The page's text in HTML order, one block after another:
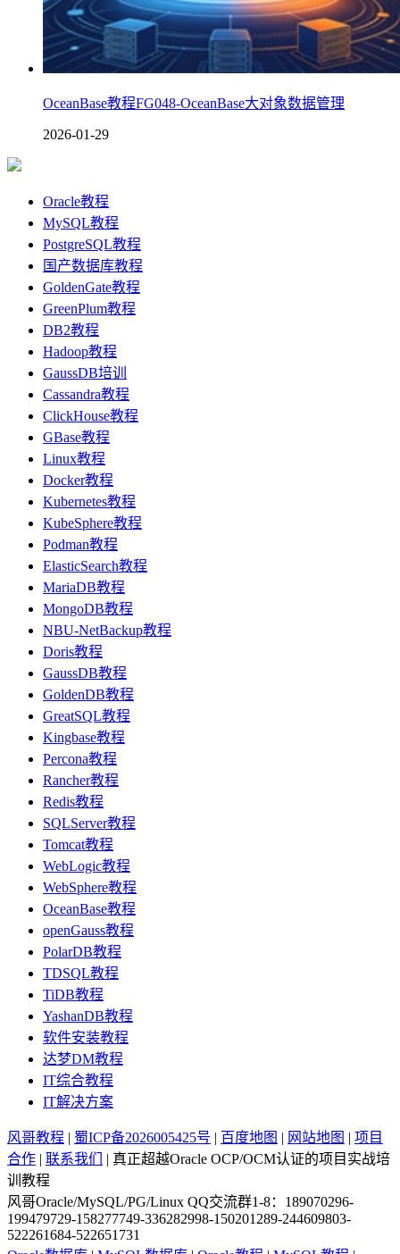
OceanBase教程FG048-OceanBase大对象数据管理
2026-01-29
Oracle教程
MySQL教程
PostgreSQL教程
国产数据库教程
GoldenGate教程
GreenPlum教程
DB2教程
Hadoop教程
GaussDB培训
Cassandra教程
ClickHouse教程
GBase教程
Linux教程
Docker教程
Kubernetes教程
KubeSphere教程
Podman教程
ElasticSearch教程
MariaDB教程
MongoDB教程
NBU-NetBackup教程
Doris教程
GaussDB教程
GoldenDB教程
GreatSQL教程
Kingbase教程
Percona教程
Rancher教程
Redis教程
SQLServer教程
Tomcat教程
WebLogic教程
WebSphere教程
OceanBase教程
openGauss教程
PolarDB教程
TDSQL教程
TiDB教程
YashanDB教程
软件安装教程
达梦DM教程
IT综合教程
IT解决方案
风哥教程 | 蜀ICP备2026005425号 | 百度地图 | 网站地图 | 项目
合作 | 联系我们
| 真正超越Oracle OCP/OCM认证的项目实战培
训教程
风哥Oracle/MySQL/PG/Linux QQ交流群1-8：189070296-
199479729-158277749-336282998-150201289-244609803-
522261684-522651731